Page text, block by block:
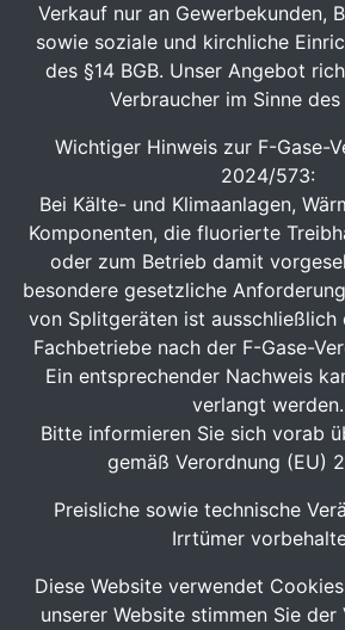
Verkauf nur an Gewerbekunden,
sowie soziale und kirchliche
des §14 BGB. Unser Angebot
Verbraucher im Sinne des
Wichtiger Hinweis zur F-Gase-
2024/573:
Bei Kälte- und Klimaanlagen,
Komponenten, die fluorierte
oder zum Betrieb damit
besondere gesetzliche
von Splitgeräten ist
Fachbetriebe nach der F-Gase-
Ein entsprechender Nachweis
verlangt werden.
Bitte informieren Sie sich vorab
gemäß Verordnung (EU)
Preisliche sowie technische
Irrtümer
Diese Website verwendet
unserer Website stimmen Sie